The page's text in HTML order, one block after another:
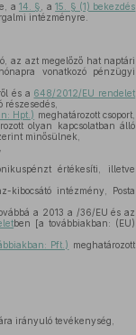
e, a 14. § , a15. § (1) bekezdés
intézményre.
az azt megelőző hat naptári
vonatkozó pénzügyi
és a 648/2012/EU rendelet
részesedés,
Hpt.) meghatározott csoport,
olyan kapcsolatban álló
minősülnek,
értékesíti, illetve
intézmény, Posta
a 2013 a /36/EU és az
ben [a továbbiakban: (EU)
Pft.) meghatározott
irányuló tevékenység,